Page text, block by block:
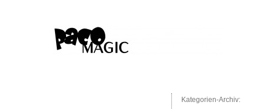
Kategorien-Archiv: